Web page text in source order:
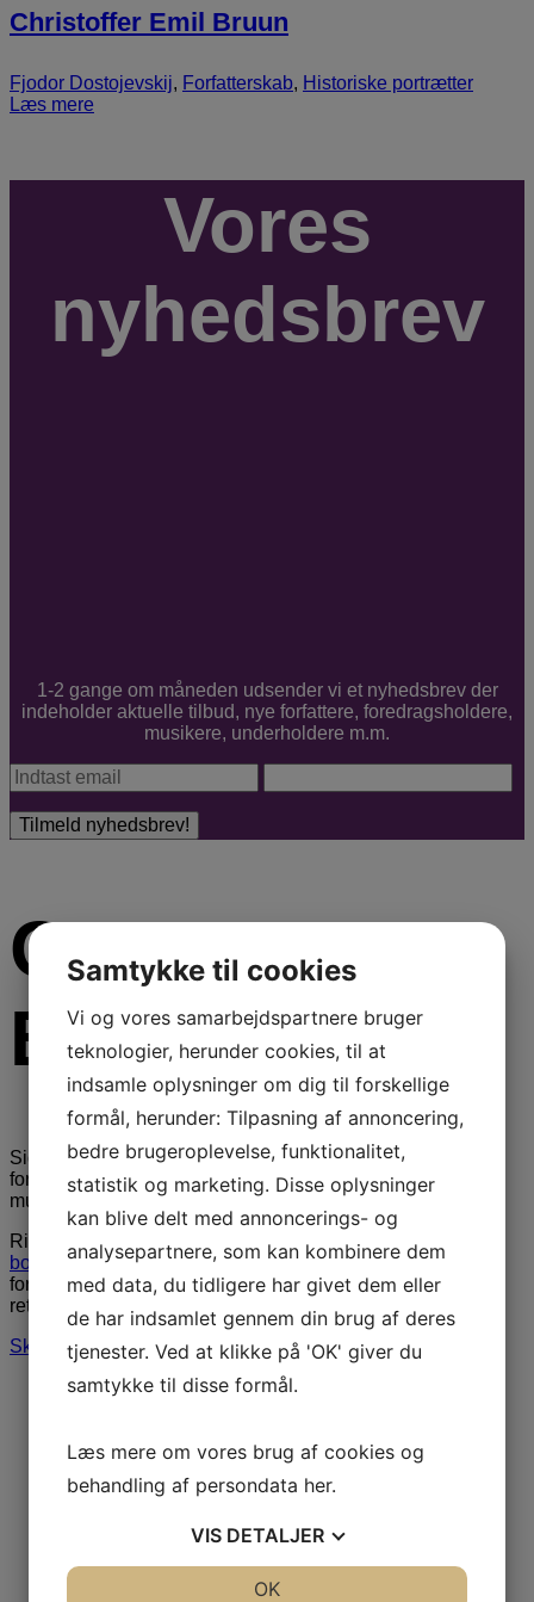
Christoffer Emil Bruun
Fjodor Dostojevskij, Forfatterskab, Historiske portrætter
Læs mere
Vores
nyhedsbrev
1-2 gange om måneden udsender vi et nyhedsbrev der
indeholder aktuelle tilbud, nye forfattere, foredragsholdere,
musikere, underholdere m.m.
Om Arte
Booking
Siden 1946 har ARTE Booking formidlet foredrag,
foredragsholdere, underholdning, stand-up komikere og
musik.
Ring til os på
3848 1400
eller send en mail til
booking@artebooking.dk . Vi tilbyder hurtig og professionel
formidling. Vi glæder os til at hjælpe dig med at finde den
rette person til jeres næste arrangement.
Skriv til os via formular
Samtykke til cookies
Vi og vores samarbejdspartnere bruger
teknologier, herunder cookies, til at
indsamle oplysninger om dig til forskellige
formål, herunder: Tilpasning af annoncering,
bedre brugeroplevelse, funktionalitet,
statistik og marketing. Disse oplysninger
kan blive delt med annoncerings- og
analysepartnere, som kan kombinere dem
med data, du tidligere har givet dem eller
de har indsamlet gennem din brug af deres
tjenester. Ved at klikke på 'OK' giver du
samtykke til disse formål.
Læs mere om vores brug af cookies og
behandling af persondata her.
VIS DETALJER
OK